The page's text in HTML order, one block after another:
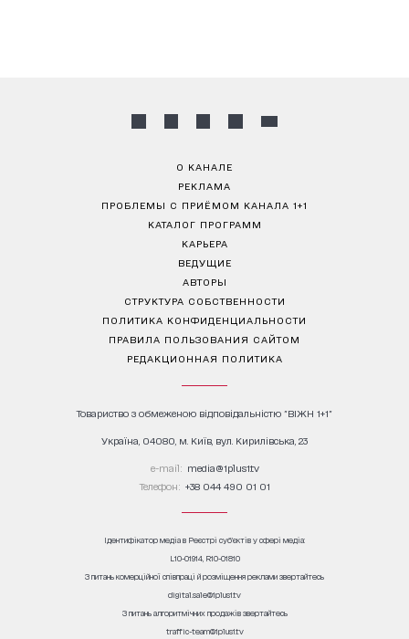
О КАНАЛЕ
РЕКЛАМА
ПРОБЛЕМЫ С ПРИЁМОМ КАНАЛА 1+1
КАТАЛОГ ПРОГРАММ
КАРЬЕРА
ВЕДУЩИЕ
АВТОРЫ
СТРУКТУРА СОБСТВЕННОСТИ
ПОЛИТИКА КОНФИДЕНЦИАЛЬНОСТИ
ПРАВИЛА ПОЛЬЗОВАНИЯ САЙТОМ
РЕДАКЦИОННАЯ ПОЛИТИКА
Товариство з обмеженою відповідальністю "ВІЖН 1+1"
Україна, 04080, м. Київ, вул. Кирилівська, 23
е-mail: media@1plus1.tv
Телефон: +38 044 490 01 01
Ідентифікатор медіа в Реєстрі суб’єктів у сфері медіа:
L10-01914, R10-01810
З питань комерційної співпраці й розміщення реклами звертайтесь
digital.sale@1plus1.tv
З питань алгоритмічних продажів звертайтесь
traffic-team@1plus1.tv